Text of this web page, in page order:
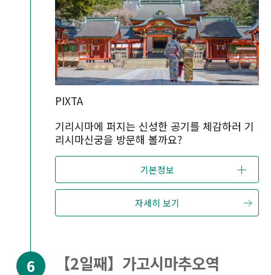
PIXTA
기리시마에 퍼지는 신성한 공기를 체감하러 기
리시마신궁을 방문해 볼까요?
기본정보
자세히 보기
【2일째】가고시마추오역